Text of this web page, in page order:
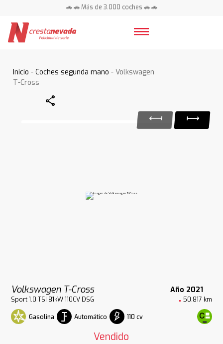
🚗 🚗 Más de 3.000 coches 🚗 🚗
Inicio -Coches segunda mano - Volkswagen
T-Cross
Share
Volkswagen T-Cross Año 2021
Sport 1.0 TSI 81kW 110CV DSG 50.817 km
Gasolina Automático 110 cv
Vendido